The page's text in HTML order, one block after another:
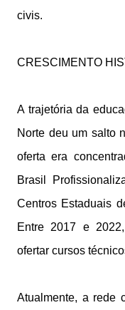
civis.
CRESCIMENTO
A trajetória da
Norte deu um salto
oferta era
Brasil
Centros Estaduais
Entre 2017 e
ofertar cursos
Atualmente, a rede